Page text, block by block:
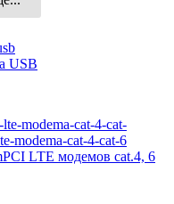
USB
LTE модемов cat.4, 6